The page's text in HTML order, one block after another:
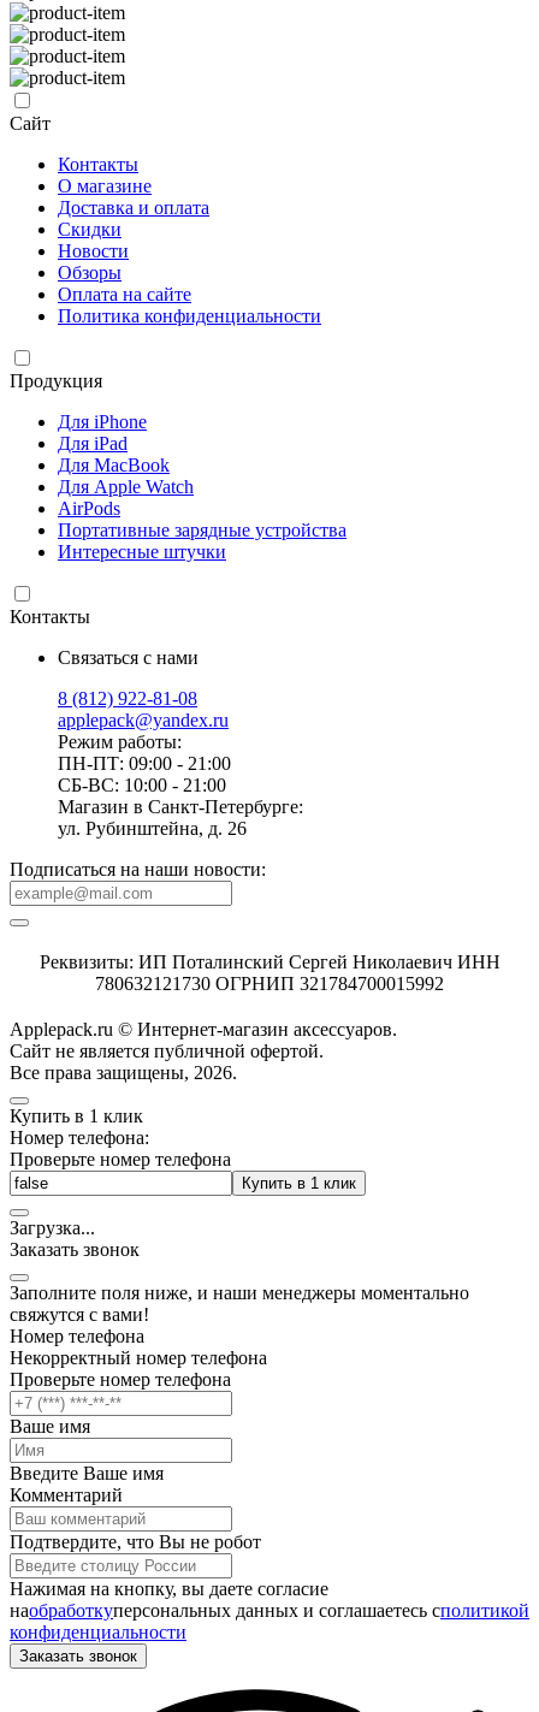
Сайт
Контакты
О магазине
Доставка и оплата
Скидки
Новости
Обзоры
Оплата на сайте
Политика конфиденциальности
Продукция
Для iPhone
Для iPad
Для MacBook
Для Apple Watch
AirPods
Портативные зарядные устройства
Интересные штучки
Контакты
Связаться с нами
8 (812) 922-81-08
applepack@yandex.ru
Режим работы:
ПН-ПТ: 09:00 - 21:00
СБ-ВС: 10:00 - 21:00
Магазин в Санкт-Петербурге:
ул. Рубинштейна, д. 26
Подписаться на наши новости:
Реквизиты: ИП Поталинский Сергей Николаевич ИНН
780632121730 ОГРНИП 321784700015992
Applepack.ru © Интернет-магазин аксессуаров.
Cайт не является публичной офертой.
Все права защищены, 2026.
Купить в 1 клик
Номер телефона:
Проверьте номер телефона
Купить в 1 клик
Загрузка...
Заказать звонок
Заполните поля ниже, и наши менеджеры моментально
свяжутся с вами!
Номер телефона
Некорректный номер телефона
Проверьте номер телефона
Ваше имя
Введите Ваше имя
Комментарий
Подтвердите, что Вы не робот
Нажимая на кнопку, вы даете согласие
наобработкуперсональных данных и соглашаетесь cполитикой
конфиденциальности
Заказать звонок